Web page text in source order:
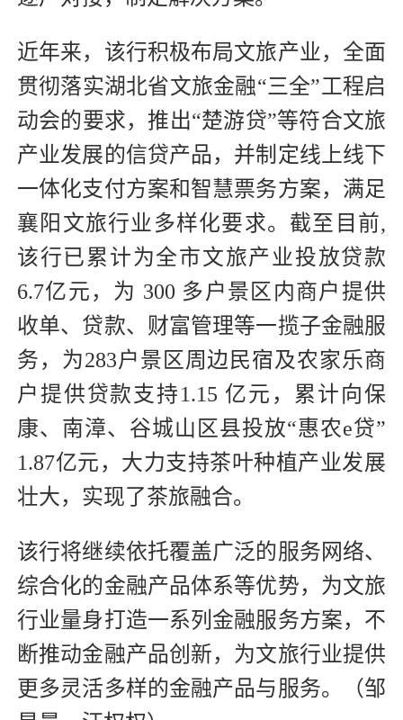
近年来，该行积极布局文旅产业，全面
贯彻落实湖北省文旅金融“三全”工程启
动会的要求，推出“楚游贷”等符合文旅
产业发展的信贷产品，并制定线上线下
一体化支付方案和智慧票务方案，满足
襄阳文旅行业多样化要求。截至目前,
该行已累计为全市文旅产业投放贷款
6.7亿元，为 300 多户景区内商户提供
收单、贷款、财富管理等一揽子金融服
务，为283户景区周边民宿及农家乐商
户提供贷款支持1.15 亿元，累计向保
康、南漳、谷城山区县投放“惠农e贷”
1.87亿元，大力支持茶叶种植产业发展
壮大，实现了茶旅融合。
该行将继续依托覆盖广泛的服务网络、
综合化的金融产品体系等优势，为文旅
行业量身打造一系列金融服务方案，不
断推动金融产品创新，为文旅行业提供
更多灵活多样的金融产品与服务。（邹